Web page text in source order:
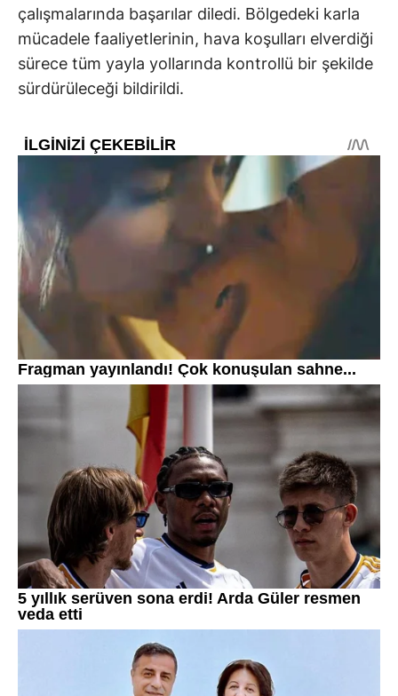
çalışmalarında başarılar diledi. Bölgedeki karla
mücadele faaliyetlerinin, hava koşulları elverdiği
sürece tüm yayla yollarında kontrollü bir şekilde
sürdürüleceği bildirildi.